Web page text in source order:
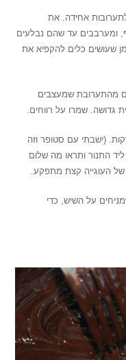
אחידה. את
ומערבבים עד שהם נבלעים
שעושים כלים להקפיא את
מהתערובת שמעצבים
גדושה. שמרו על רווחים.
בחום 180 מעלות למשך בערך 16 דקות. (ישבתי עם סטופר וזה
התנור ותראו מה שלום
העוגייה קצת מתפקע.
על השיש, כדי